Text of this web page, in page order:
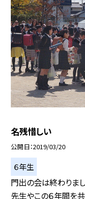
名残惜しい
公開日 2019/03/20
６年生
門出の会は終わりま
先生やこの６年間を